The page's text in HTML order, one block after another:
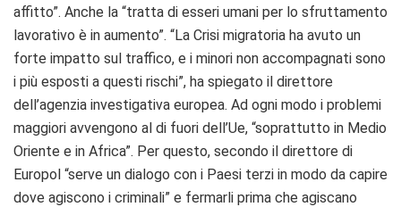
affitto”. Anche la “tratta di esseri umani per lo sfruttamento
lavorativo è in aumento”. “La Crisi migratoria ha avuto un
forte impatto sul traffico, e i minori non accompagnati sono
i più esposti a questi rischi”, ha spiegato il direttore
dell’agenzia investigativa europea. Ad ogni modo i problemi
maggiori avvengono al di fuori dell’Ue, “soprattutto in Medio
Oriente e in Africa”. Per questo, secondo il direttore di
Europol “serve un dialogo con i Paesi terzi in modo da capire
dove agiscono i criminali” e fermarli prima che agiscano